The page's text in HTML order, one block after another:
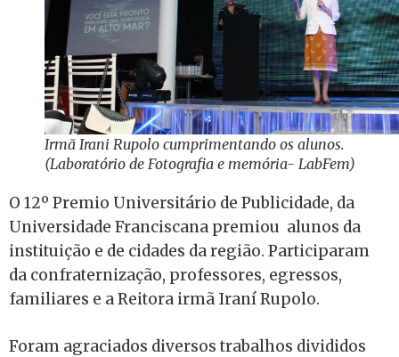
Irmã Irani Rupolo cumprimentando os alunos.
(Laboratório de Fotografia e memória- LabFem)
O 12º Premio Universitário de Publicidade, da
Universidade Franciscana premiou alunos da
instituição e de cidades da região. Participaram
da confraternização, professores, egressos,
familiares e a Reitora irmã Iraní Rupolo.
Foram agraciados diversos trabalhos divididos